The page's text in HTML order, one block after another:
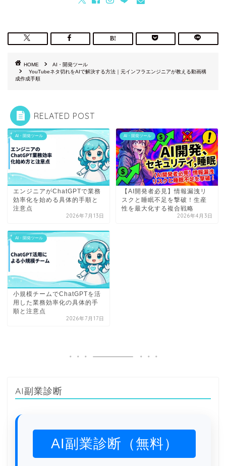
HOME
AI・開発ツール
YouTubeネタ切れをAIで解決する方法｜元インフラエンジニアが教える動画構
成作成手順
RELATED POST
AI・開発ツール
エンジニアがChatGPTで業務
効率化を始める具体的手順と
注意点
2026年7月13日
AI・開発ツール
【AI開発者必見】情報漏洩リ
スクと睡眠不足を撃破！生産
性を最大化する複合戦略
2026年4月3日
AI・開発ツール
小規模チームでChatGPTを活
用した業務効率化の具体的手
順と注意点
2026年7月17日
AI副業診断
AI副業診断（無料）